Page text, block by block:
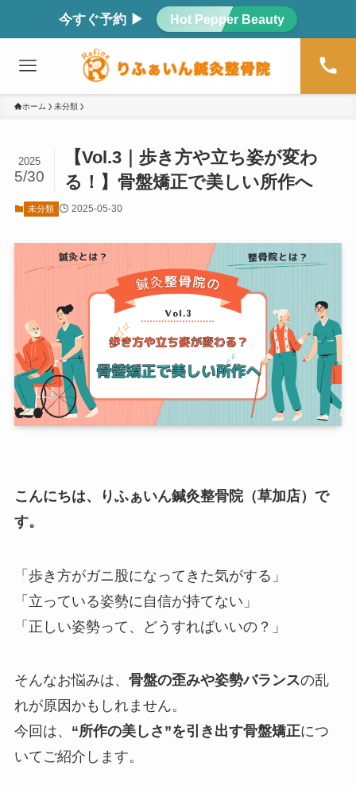
今すぐ予約 ▶ Hot Pepper Beauty
ホーム 未分類
【Vol.3｜歩き方や立ち姿が変わ
る！】骨盤矯正で美しい所作へ
2025
5/30
未分類 2025-05-30
こんにちは、りふぁいん鍼灸整骨院（草加店）で
す。
「歩き方がガニ股になってきた気がする」
「立っている姿勢に自信が持てない」
「正しい姿勢って、どうすればいいの？」
そんなお悩みは、 骨盤の歪みや姿勢バランスの乱
れが原因かもしれません。
今回は、 “所作の美しさ”を引き出す骨盤矯正につ
いてご紹介します。